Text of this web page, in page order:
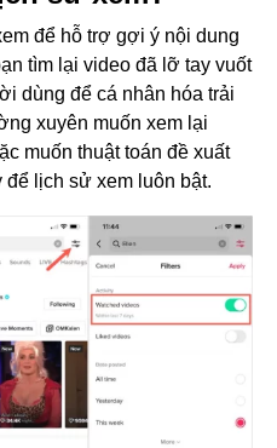
để hỗ trợ gợi ý nội dung
tìm lại video đã lỡ tay vuốt
dùng để cá nhân hóa trải
xuyên muốn xem lại
muốn thuật toán đề xuất
lịch sử xem luôn bật.